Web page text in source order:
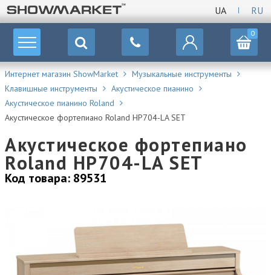
UA RU
0
Интернет магазин ShowMarket
Музыкальные инструменты
Клавишные инструменты
Акустическое пианино
Акустическое пианино Roland
Акустическое фортепиано Roland HP704-LA SET
Акустическое фортепиано
Roland HP704-LA SET
Код товара: 89531